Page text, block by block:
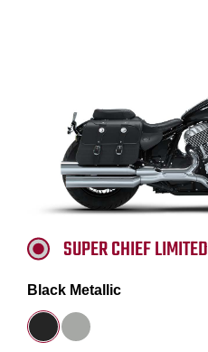
SUPER CHIEF LIMITED
Black Metallic